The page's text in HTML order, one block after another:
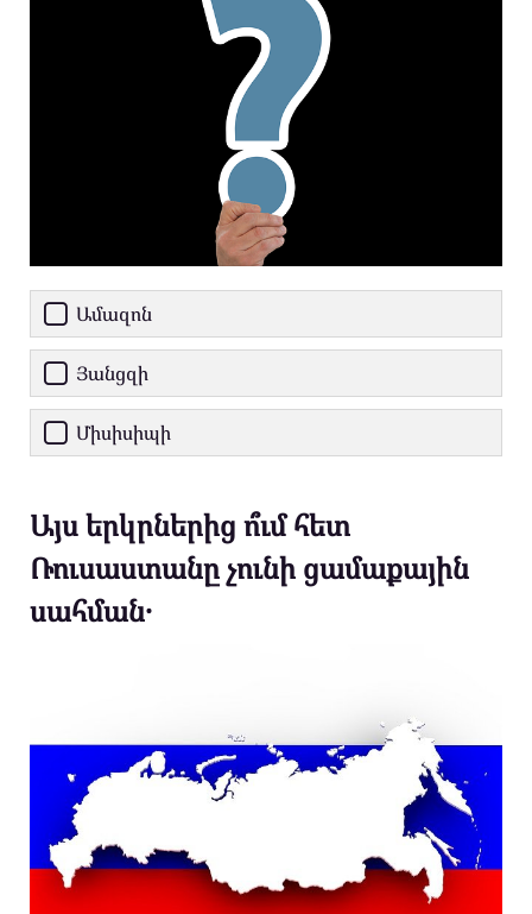
Ամազոն
Յանցզի
Միսիսիպի
Այս երկրներից ո՞ւմ հետ
Ռուսաստանը չունի ցամաքային
սահման․